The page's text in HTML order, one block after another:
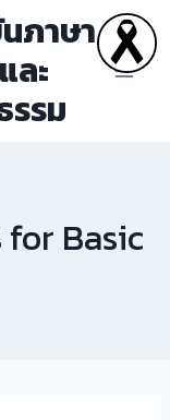
ภาษา
ละ
รม
Basic